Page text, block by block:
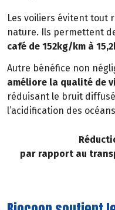
Les voiliers évitent tout
nature. Ils permettent
café de 152kg/km à
Autre bénéfice non
améliore la qualité de
réduisant le bruit
l’acidification des
par rapport au